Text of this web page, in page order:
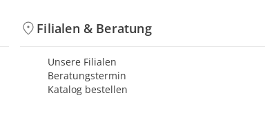
Filialen & Beratung
Unsere Filialen
Beratungstermin
Katalog bestellen